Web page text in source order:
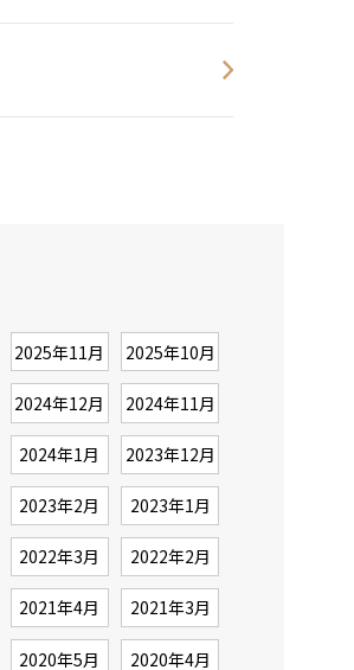
2025年11月 2025年10月
2024年12月 2024年11月
2024年1月 2023年12月
2023年2月 2023年1月
2022年3月 2022年2月
2021年4月 2021年3月
2020年5月 2020年4月